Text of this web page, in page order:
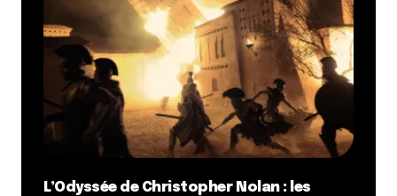
Répondre
Votre adresse e-mail ne sera pas publiée.
Les
champs obligatoires sont indiqués avec*
par e-mail.
L’Odyssée de Christopher Nolan : les